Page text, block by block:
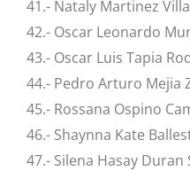
41.- Nataly Martinez Villa
42.- Oscar Leonardo
43.- Oscar Luis Tapia
44.- Pedro Arturo Mejia
45.- Rossana Ospino
46.- Shaynna Kate
47.- Silena Hasay Duran